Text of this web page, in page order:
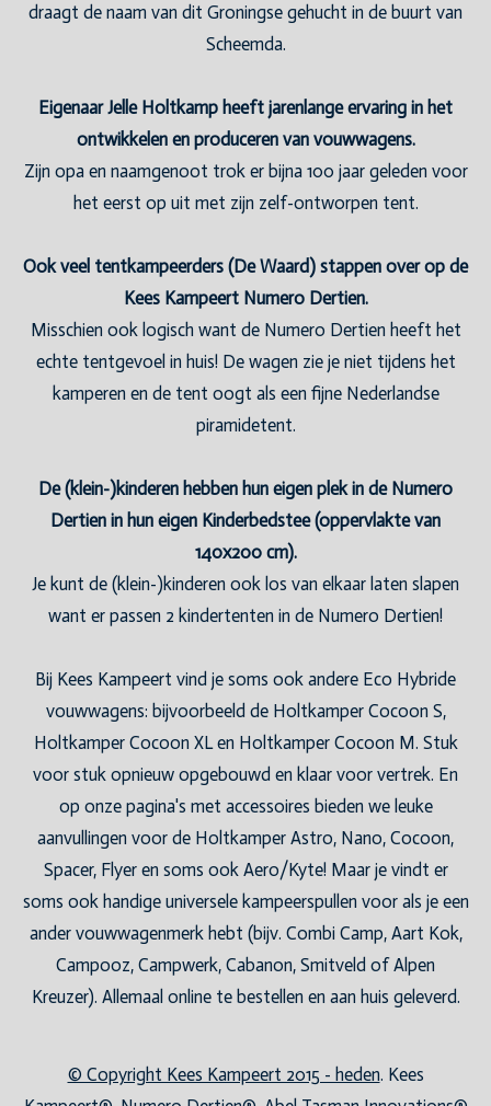
draagt de naam van dit Groningse gehucht in de buurt van
Scheemda.
Eigenaar Jelle Holtkamp heeft jarenlange ervaring in het
ontwikkelen en produceren van vouwwagens.
Zijn opa en naamgenoot trok er bijna 100 jaar geleden voor
het eerst op uit met zijn zelf-ontworpen tent.
Ook veel tentkampeerders (De Waard) stappen over op de
Kees Kampeert Numero Dertien.
Misschien ook logisch want de Numero Dertien heeft het
echte tentgevoel in huis! De wagen zie je niet tijdens het
kamperen en de tent oogt als een fijne Nederlandse
piramidetent.
De (klein-)kinderen hebben hun eigen plek in de Numero
Dertien in hun eigen Kinderbedstee (oppervlakte van
140x200 cm).
Je kunt de (klein-)kinderen ook los van elkaar laten slapen
want er passen 2 kindertenten in de Numero Dertien!
Bij Kees Kampeert vind je soms ook andere Eco Hybride
vouwwagens: bijvoorbeeld de Holtkamper Cocoon S,
Holtkamper Cocoon XL en Holtkamper Cocoon M. Stuk
voor stuk opnieuw opgebouwd en klaar voor vertrek. En
op onze pagina's met accessoires bieden we leuke
aanvullingen voor de Holtkamper Astro, Nano, Cocoon,
Spacer, Flyer en soms ook Aero/Kyte! Maar je vindt er
soms ook handige universele kampeerspullen voor als je een
ander vouwwagenmerk hebt (bijv. Combi Camp, Aart Kok,
Campooz, Campwerk, Cabanon, Smitveld of Alpen
Kreuzer). Allemaal online te bestellen en aan huis geleverd.
© Copyright Kees Kampeert 2015 - heden. Kees